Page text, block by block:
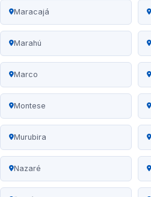
Maracajá
Marahú
Marco
Montese
Murubira
Nazaré